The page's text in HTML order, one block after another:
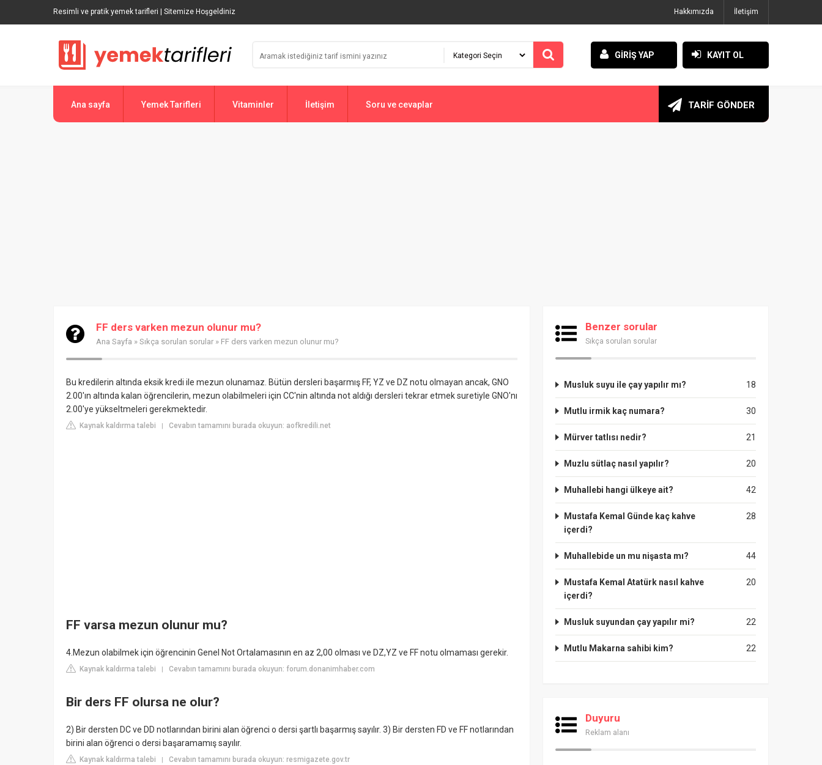
Resimli ve pratik yemek tarifleri | Sitemize Hoşgeldiniz Hakkımızda İletişim
GİRİŞ YAP KAYIT OL
Ana sayfa Yemek Tarifleri Vitaminler İletişim Soru ve cevaplar TARİF GÖNDER
FF ders varken mezun olunur mu?
Ana Sayfa » Sıkça sorulan sorular » FF ders varken mezun olunur mu?
Bu kredilerin altında eksik kredi ile mezun olunamaz. Bütün dersleri başarmış FF, YZ ve DZ notu olmayan ancak, GNO
2.00'ın altında kalan öğrencilerin, mezun olabilmeleri için CC'nin altında not aldığı dersleri tekrar etmek suretiyle GNO'nı
2.00'ye yükseltmeleri gerekmektedir.
Kaynak kaldırma talebi | Cevabın tamamını burada okuyun: aofkredili.net
FF varsa mezun olunur mu?
4.Mezun olabilmek için öğrencinin Genel Not Ortalamasının en az 2,00 olması ve DZ,YZ ve FF notu olmaması gerekir.
Kaynak kaldırma talebi Cevabın tamamını burada okuyun: forum.donanimhaber.com
Bir ders FF olursa ne olur?
2) Bir dersten DC ve DD notlarından birini alan öğrenci o dersi şartlı başarmış sayılır. 3) Bir dersten FD ve FF notlarından
birini alan öğrenci o dersi başaramamış sayılır.
Kaynak kaldırma talebi Cevabın tamamını burada okuyun: resmigazete.gov.tr
Benzer sorular
Sıkça sorulan sorular
18
Musluk suyu ile çay yapılır mı?
30
Mutlu irmik kaç numara?
21
Mürver tatlısı nedir?
20
Muzlu sütlaç nasıl yapılır?
42
Muhallebi hangi ülkeye ait?
28
Mustafa Kemal Günde kaç kahve
içerdi?
44
Muhallebide un mu nişasta mı?
20
Mustafa Kemal Atatürk nasıl kahve
içerdi?
22
Musluk suyundan çay yapılır mi?
22
Mutlu Makarna sahibi kim?
Duyuru
Reklam alanı